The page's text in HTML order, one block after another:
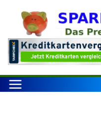
Inhalt
springen